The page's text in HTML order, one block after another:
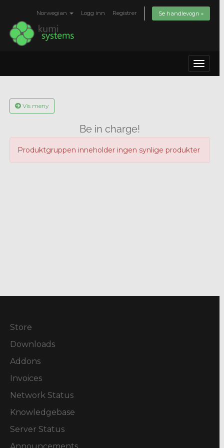
Norwegian Logg inn Registrer Se handlevogn »
Toggle
Vis meny
Be in charge!
Produktgruppen inneholder ingen synlige produkter
Store
Downloads
Addons
Invoices
Network Status
Knowledgebase
Server Status